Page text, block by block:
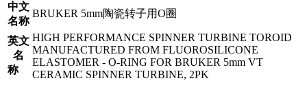
中文
名称
BRUKER 5mm陶瓷转子用O圈
英文
名
称
HIGH PERFORMANCE SPINNER TURBINE TOROID
MANUFACTURED FROM FLUOROSILICONE
ELASTOMER - O-RING FOR BRUKER 5mm VT
CERAMIC SPINNER TURBINE, 2PK